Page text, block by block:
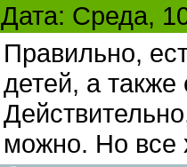
Дата: Среда,
Правильно,
детей, а
можно. Но все